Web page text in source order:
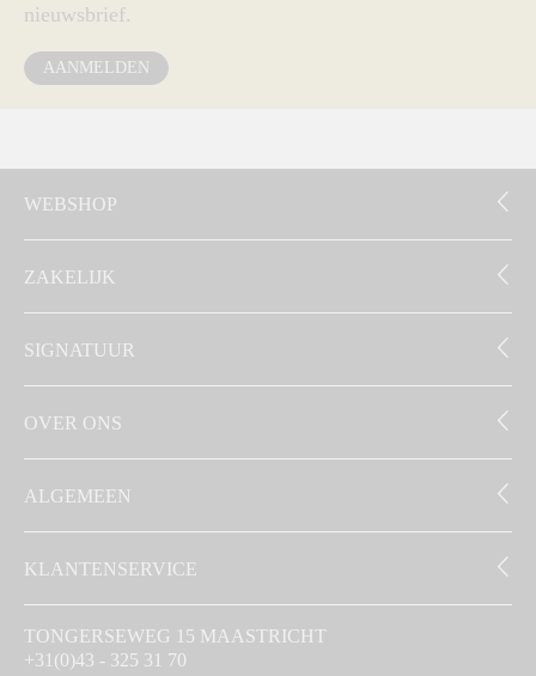
nieuwsbrief.
AANMELDEN
WEBSHOP
ZAKELIJK
SIGNATUUR
OVER ONS
ALGEMEEN
KLANTENSERVICE
TONGERSEWEG 15 MAASTRICHT
+31(0)43 - 325 31 70